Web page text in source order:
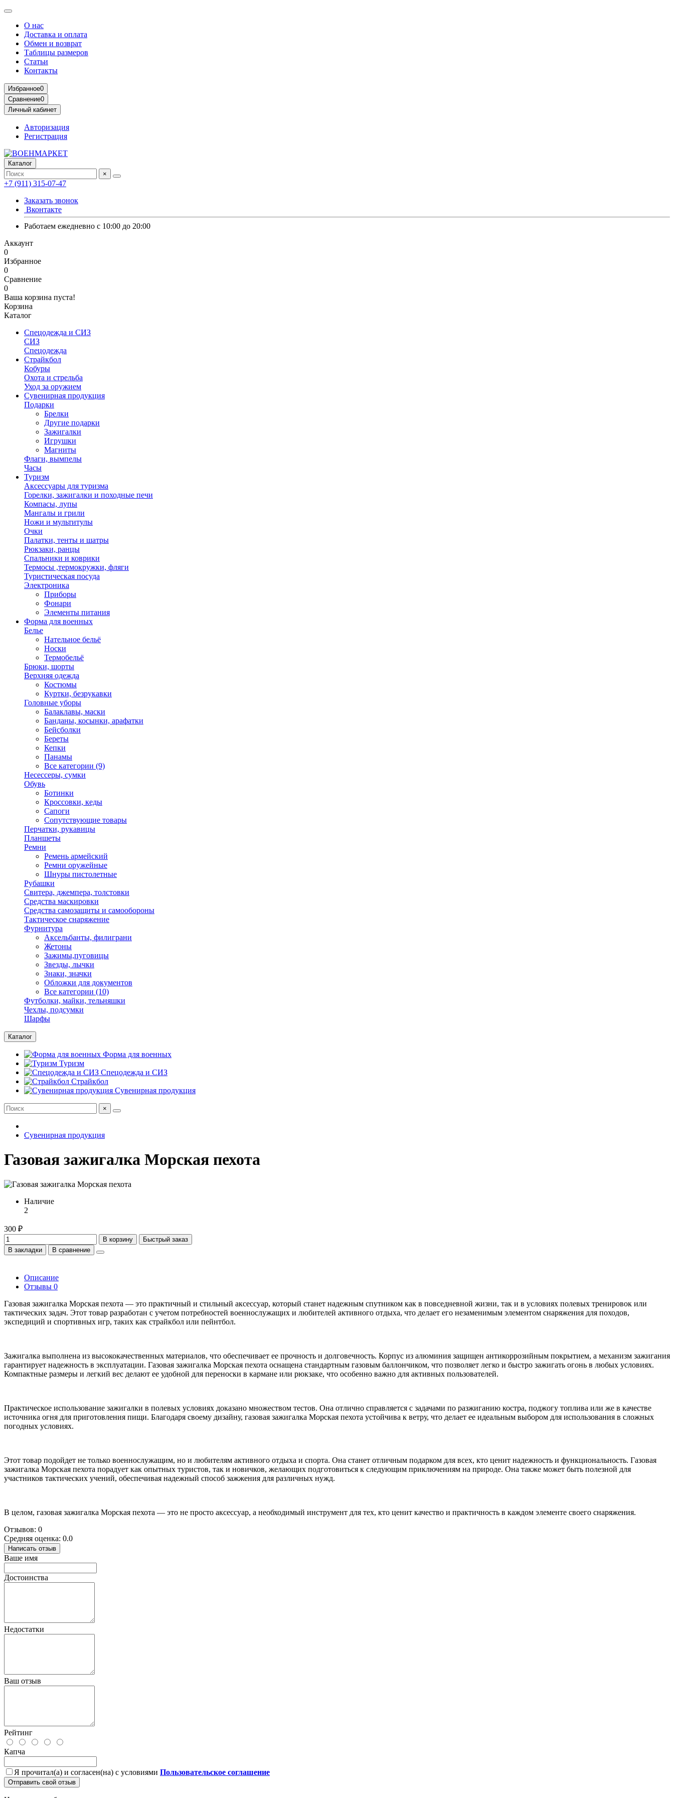
О нас
Доставка и оплата
Обмен и возврат
Таблицы размеров
Статьи
Контакты
Избранное0
Сравнение0
Личный кабинет
Авторизация
Регистрация
Каталог
×
+7 (911) 315-07-47
Заказать звонок
Вконтакте
Работаем ежедневно с 10:00 до 20:00
Аккаунт
0
Избранное
0
Сравнение
0
Ваша корзина пуста!
Корзина
Каталог
Спецодежда и СИЗ
СИЗ
Спецодежда
Страйкбол
Кобуры
Охота и стрельба
Уход за оружием
Сувенирная продукция
Подарки
Брелки
Другие подарки
Зажигалки
Игрушки
Магниты
Флаги, вымпелы
Часы
Туризм
Аксессуары для туризма
Горелки, зажигалки и походные печи
Компасы, лупы
Мангалы и грили
Ножи и мультитулы
Очки
Палатки, тенты и шатры
Рюкзаки, ранцы
Спальники и коврики
Термосы ,термокружки, фляги
Туристическая посуда
Электроника
Приборы
Фонари
Элементы питания
Форма для военных
Белье
Нательное бельё
Носки
Термобельё
Брюки, шорты
Верхняя одежда
Костюмы
Куртки, безрукавки
Головные уборы
Балаклавы, маски
Банданы, косынки, арафатки
Бейсболки
Береты
Кепки
Панамы
Все категории (9)
Несессеры, сумки
Обувь
Ботинки
Кроссовки, кеды
Сапоги
Сопутствующие товары
Перчатки, рукавицы
Планшеты
Ремни
Ремень армейский
Ремни оружейные
Шнуры пистолетные
Рубашки
Свитера, джемпера, толстовки
Средства маскировки
Средства самозащиты и самообороны
Тактическое снаряжение
Фурнитура
Аксельбанты, филиграни
Жетоны
Зажимы,пуговицы
Звезды, лычки
Знаки, значки
Обложки для документов
Все категории (10)
Футболки, майки, тельняшки
Чехлы, подсумки
Шарфы
Каталог
Форма для военных
Туризм
Спецодежда и СИЗ
Страйкбол
Сувенирная продукция
×
Сувенирная продукция
Газовая зажигалка Морская пехота
Наличие
2
300 ₽
В корзину
Быстрый заказ
В закладки
В сравнение
Описание
Отзывы 0
Газовая зажигалка Морская пехота — это практичный и стильный аксессуар, который станет надежным спутником как в повседневной жизни, так и в условиях полевых тренировок или
тактических задач. Этот товар разработан с учетом потребностей военнослужащих и любителей активного отдыха, что делает его незаменимым элементом снаряжения для походов,
экспедиций и спортивных игр, таких как страйкбол или пейнтбол.
Зажигалка выполнена из высококачественных материалов, что обеспечивает ее прочность и долговечность. Корпус из алюминия защищен антикоррозийным покрытием, а механизм зажигания
гарантирует надежность в эксплуатации. Газовая зажигалка Морская пехота оснащена стандартным газовым баллончиком, что позволяет легко и быстро зажигать огонь в любых условиях.
Компактные размеры и легкий вес делают ее удобной для переноски в кармане или рюкзаке, что особенно важно для активных пользователей.
Практическое использование зажигалки в полевых условиях доказано множеством тестов. Она отлично справляется с задачами по разжиганию костра, поджогу топлива или же в качестве
источника огня для приготовления пищи. Благодаря своему дизайну, газовая зажигалка Морская пехота устойчива к ветру, что делает ее идеальным выбором для использования в сложных
погодных условиях.
Этот товар подойдет не только военнослужащим, но и любителям активного отдыха и спорта. Она станет отличным подарком для всех, кто ценит надежность и функциональность. Газовая
зажигалка Морская пехота порадует как опытных туристов, так и новичков, желающих подготовиться к следующим приключениям на природе. Она также может быть полезной для
участников тактических учений, обеспечивая надежный способ зажжения для различных нужд.
В целом, газовая зажигалка Морская пехота — это не просто аксессуар, а необходимый инструмент для тех, кто ценит качество и практичность в каждом элементе своего снаряжения.
Отзывов: 0
Средняя оценка: 0.0
Написать отзыв
Ваше имя
Достоинства
Недостатки
Ваш отзыв
Рейтинг
Капча
Я прочитал(а) и согласен(на) с условиями Пользовательское соглашение
Отправить свой отзыв